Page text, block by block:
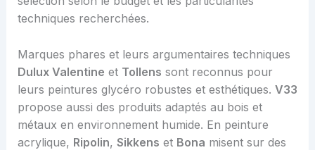
techniques recherchées.
Marques phares et leurs argumentaires techniques
Dulux Valentine et Tollens sont reconnus pour
leurs peintures glycéro robustes et esthétiques. V33
propose aussi des produits adaptés au bois et
métaux en environnement humide. En peinture
acrylique, Ripolin, Sikkens et Bona misent sur des